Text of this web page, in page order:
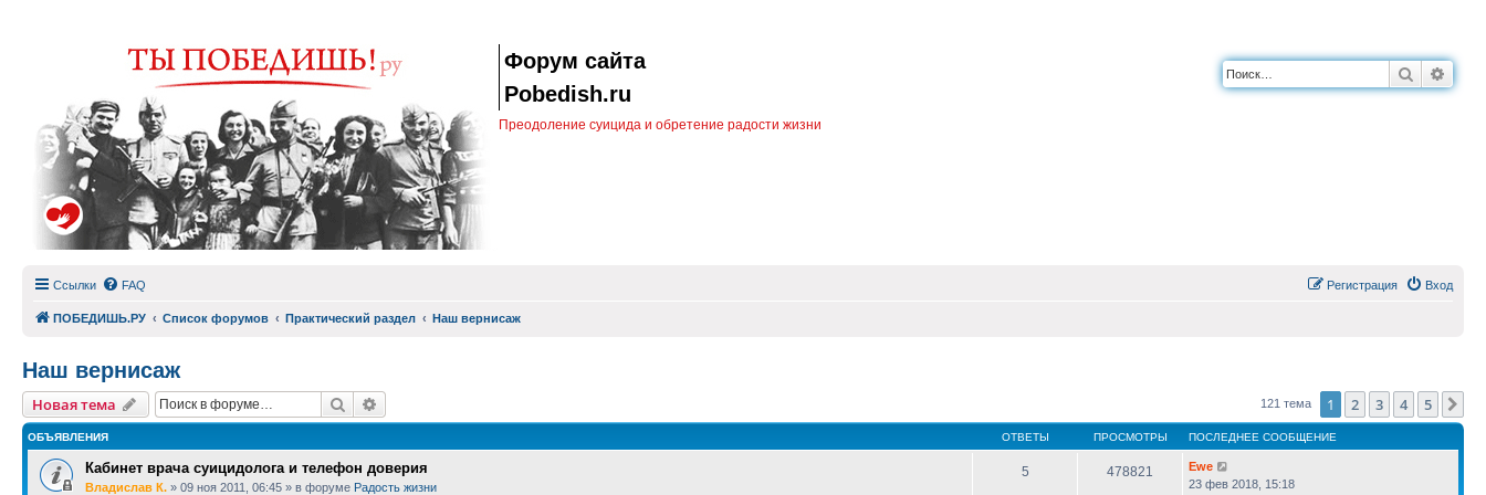
Форум сайта
Pobedish.ru
Преодоление суицида и обретение радости жизни
Поиск
Ссылки FAQ Вход
Регистрация
ПОБЕДИШЬ.РУ Список форумов Практический раздел Наш вернисаж
Наш вернисаж
Новая тема Поиск 121 тема 1 2 3 4 5
ОБЪЯВЛЕНИЯ ОТВЕТЫ ПРОСМОТРЫ ПОСЛЕДНЕЕ СООБЩЕНИЕ
Кабинет врача суицидолога и телефон доверия
Владислав К. » 09 ноя 2011, 06:45 » в форуме Радость жизни
5 478821
Ewe
23 фев 2018, 15:18